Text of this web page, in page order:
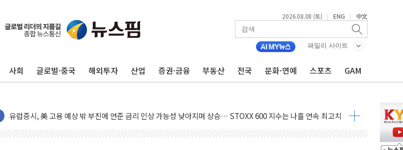
2026.08.08 (토) | ENG | 中文
패밀리 사이트
사회 글로벌·중국 해외투자 산업 증권·금융 부동산 전국 문화·연예 스포츠 GAM
10월 보완수사권 폐지·공소청 출범…피해자들 '범죄 사각지대' 우려
민주, 오늘 제주·인천 경선 결과 발표...'김민석 재역전 vs 정청래 격차 확대'
뉴욕증시, 고용 쇼크에 금리 인상 우려 후퇴…S&P500 최고치
트럼프, 쿡 연준 이사 해임 재추진…"26일까지 의혹 소명" 요구
미 연준 매파 기세 꺾이나…고용 감소에 9월 동결 전망 우세
[종합] 이슬람 수니파 3국, '공동방위협정' 체결… 이스라엘·이란 위협에 맞설 자체 억지력 강화